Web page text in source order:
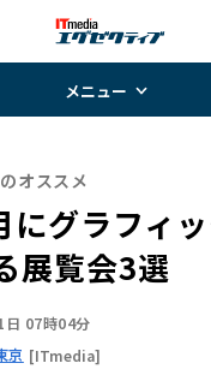
メニュー
オススメ
にグラフィ
展覧会3選
07時04分
京 [ITmedia]